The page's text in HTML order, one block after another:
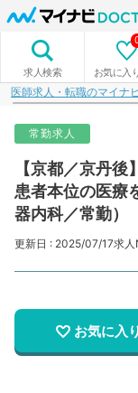
求人検索 お気に入
医師求人・転職のマイナ
常勤求人
【京都／京丹
患者本位の医療
器内科／常勤）
更新日 : 2025/07/17求
お気に入り